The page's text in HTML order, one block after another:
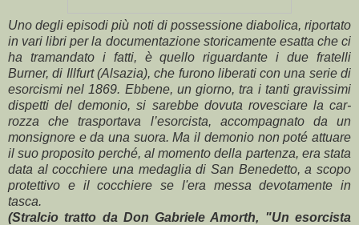
Uno degli episodi più noti di possessione diabolica, riportato
in vari libri per la documentazione storica­mente esatta che ci
ha tramandato i fatti, è quello riguardante i due fratelli
Burner, di Illfurt (Alsazia), che furono liberati con una serie di
esorcismi nel 1869. Ebbene, un giorno, tra i tanti gravissimi
dispet­ti del demonio, si sarebbe dovuta rovesciare la car­
rozza che trasportava l’esorcista, accompagnato da un
monsignore e da una suora. Ma il demonio non poté attuare
il suo proposito perché, al momento della partenza, era stata
data al cocchiere una meda­glia di San Benedetto, a scopo
protettivo e il cocchie­re se l'era messa devotamente in
tasca.
(Stralcio tratto da Don Gabriele Amorth, "Un esorcista